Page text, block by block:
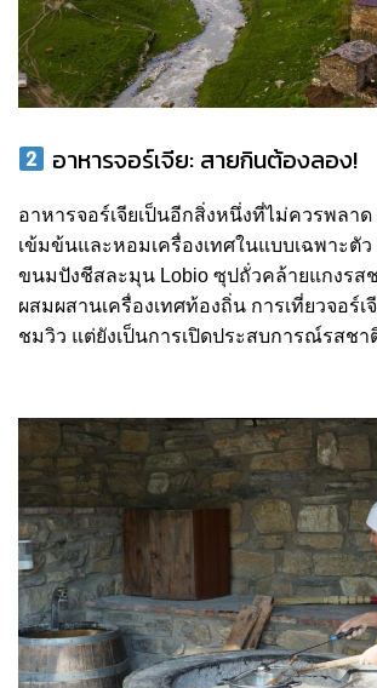
อาหารจอร์เจีย: สายกินต้องลอง!
อาหารจอร์เจียเป็นอีกสิ่งหนึ่งที่ไม่ควรพลา
เข้มข้นและหอมเครื่องเทศในแบบเฉพาะตัว
ขนมปังชีสละมุน Lobio ซุปถั่วคล้ายแกงรส
ผสมผสานเครื่องเทศท้องถิ่น การเที่ยวจอร์เ
ชมวิว แต่ยังเป็นการเปิดประสบการณ์รสชา